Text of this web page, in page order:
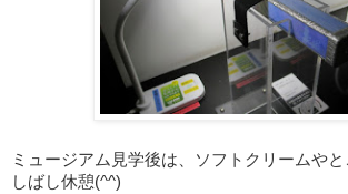
ミュージアム見学後は、ソフトクリームや
しばし休憩(^^)